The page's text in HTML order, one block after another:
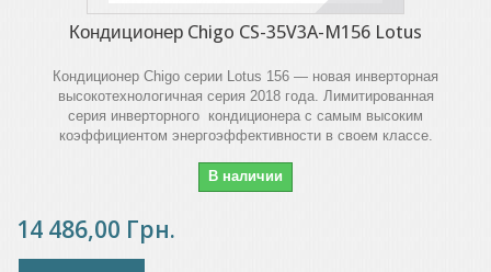
Кондиционер Chigo CS-35V3A-M156 Lotus
Кондиционер Chigo серии Lotus 156 — новая инверторная
высокотехнологичная серия 2018 года. Лимитированная
серия инверторного кондиционера с самым высоким
коэффициентом энергоэффективности в своем классе.
В наличии
14 486,00 Грн.